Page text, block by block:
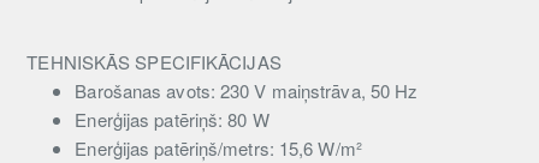
TEHNISKĀS SPECIFIKĀCIJAS
Barošanas avots: 230 V maiņstrāva, 50 Hz
Enerģijas patēriņš: 80 W
Enerģijas patēriņš/metrs: 15,6 W/m²